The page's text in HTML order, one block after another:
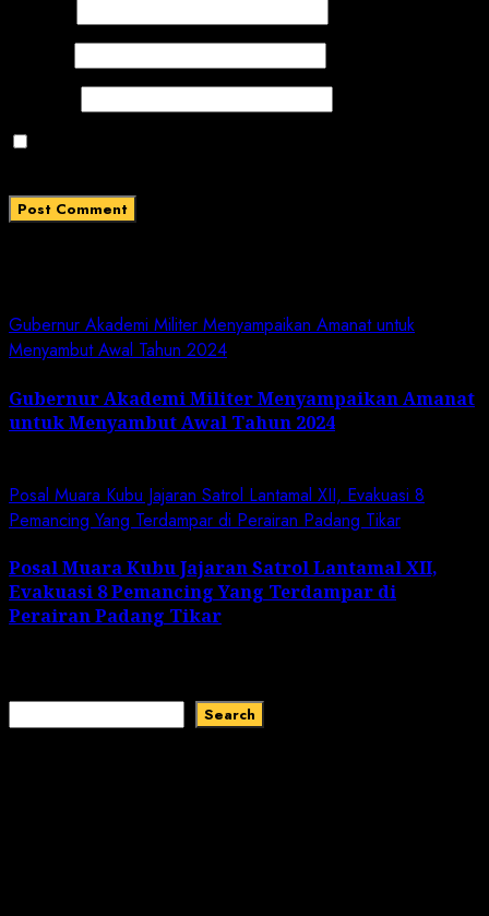
Gubernur Akademi Militer Menyampaikan Amanat untuk
Menyambut Awal Tahun 2024
Gubernur Akademi Militer Menyampaikan Amanat
untuk Menyambut Awal Tahun 2024
Posal Muara Kubu Jajaran Satrol Lantamal XII, Evakuasi 8
Pemancing Yang Terdampar di Perairan Padang Tikar
Posal Muara Kubu Jajaran Satrol Lantamal XII,
Evakuasi 8 Pemancing Yang Terdampar di
Perairan Padang Tikar
Search